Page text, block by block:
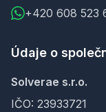
+420 608 523
Údaje o
Solverae s.r.o.
IČO: 23933721